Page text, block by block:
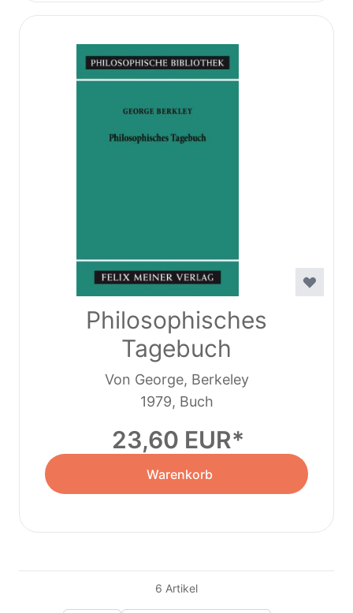
Philosophisches
Tagebuch
Von George, Berkeley
1979, Buch
23,60 EUR
Warenkorb
6 Artikel